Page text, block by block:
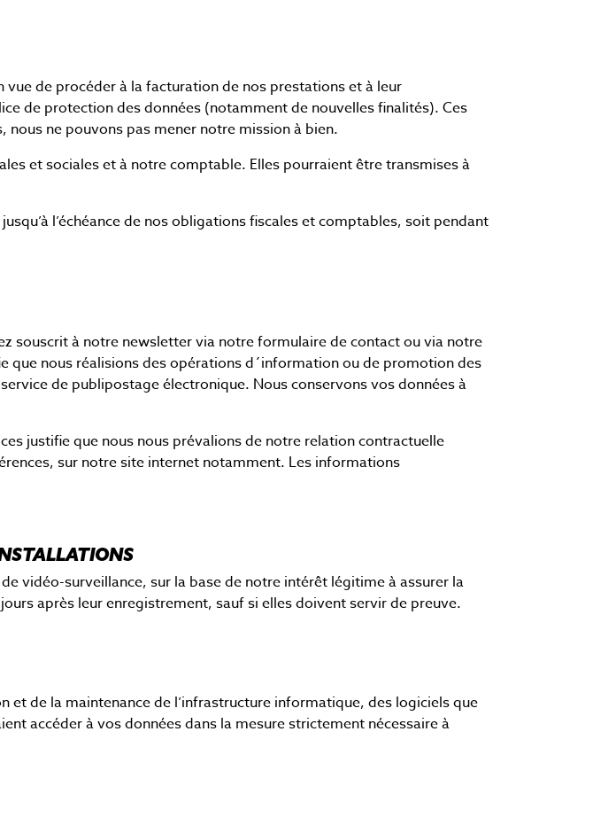
de procéder à la facturation de nos prestations et à leur
de protection des données (notamment de nouvelles finalités). Ces
nous ne pouvons pas mener notre mission à bien.
et sociales et à notre comptable. Elles pourraient être transmises à
l’échéance de nos obligations fiscales et comptables, soit pendant
souscrit à notre newsletter via notre formulaire de contact ou via notre
nous réalisions des opérations d´information ou de promotion des
de publipostage électronique. Nous conservons vos données à
justifie que nous nous prévalions de notre relation contractuelle
sur notre site internet notamment. Les informations
vidéo-surveillance, sur la base de notre intérêt légitime à assurer la
après leur enregistrement, sauf si elles doivent servir de preuve.
de la maintenance de l’infrastructure informatique, des logiciels que
accéder à vos données dans la mesure strictement nécessaire à